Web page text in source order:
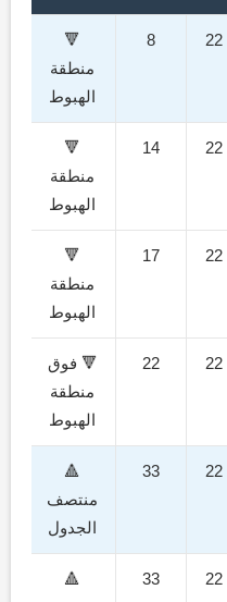
22
8
🔻
منطقة
الهبوط
22
14
🔻
منطقة
الهبوط
22
17
🔻
منطقة
الهبوط
22
22
🔻 فوق
منطقة
الهبوط
22
33
🔺
منتصف
الجدول
22
33
🔺